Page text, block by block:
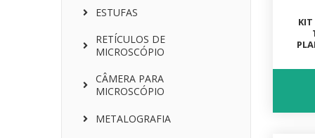
ESTUFAS
RETÍCULOS DE
MICROSCÓPIO
CÂMERA PARA
MICROSCÓPIO
METALOGRAFIA